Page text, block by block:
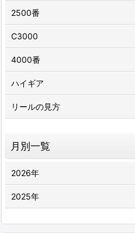
2500番
C3000
4000番
ハイギア
リールの見方
月別一覧
2026年
2025年